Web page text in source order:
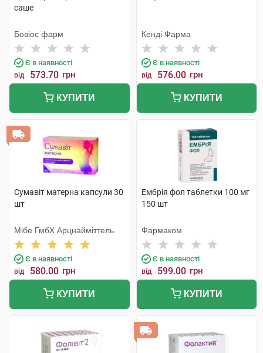
саше
Бовіос фарм
Є в наявності
від 573.70 грн
КУПИТИ
Кенді Фарма
Є в наявності
від 576.00 грн
КУПИТИ
Сумавіт матерна капсули 30
шт
Мібе ГмбХ Арцнайміттель
Є в наявності
від 580.00 грн
КУПИТИ
Ембрія фол таблетки 100 мг
150 шт
Фармаком
Є в наявності
від 599.00 грн
КУПИТИ